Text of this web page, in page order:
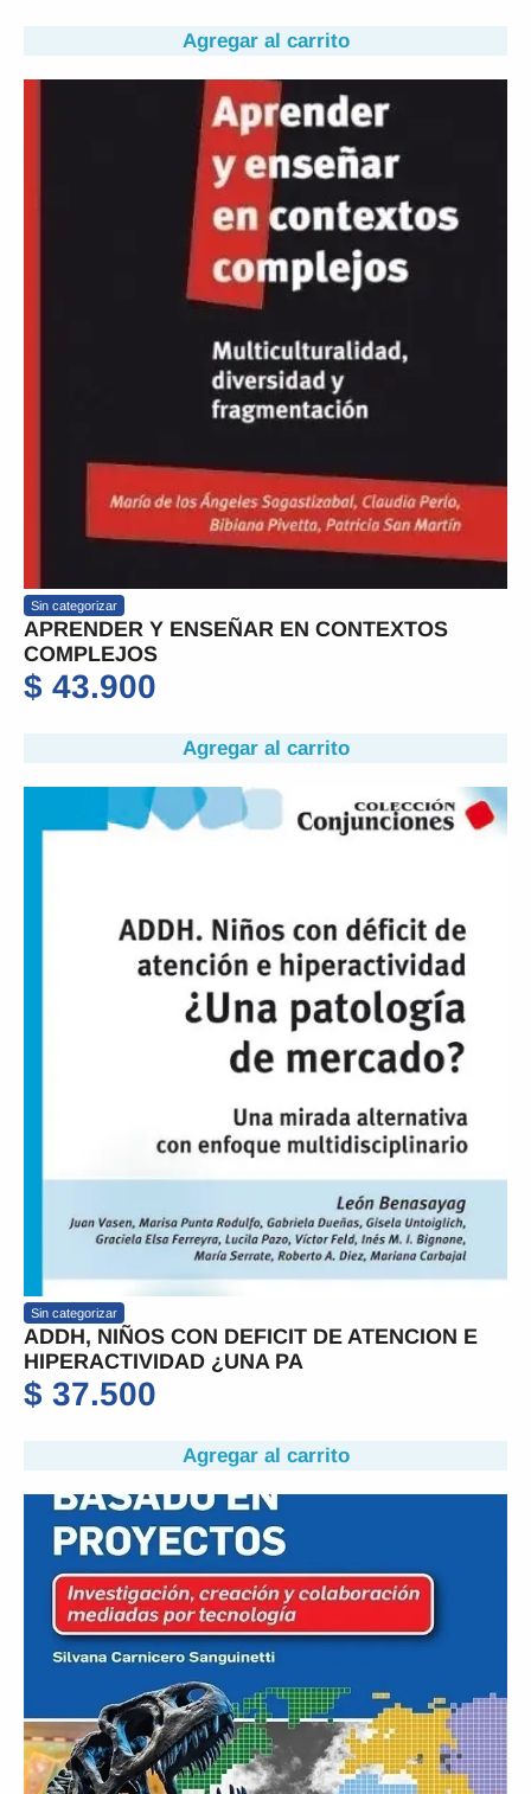
Agregar al carrito
Sin categorizar
APRENDER Y ENSEÑAR EN CONTEXTOS
COMPLEJOS
$ 43.900
Agregar al carrito
Sin categorizar
ADDH, NIÑOS CON DEFICIT DE ATENCION E
HIPERACTIVIDAD ¿UNA PA
$ 37.500
Agregar al carrito